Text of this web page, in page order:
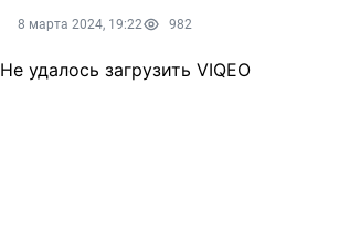
8 марта 2024, 19:22 982
Не удалось загрузить VIQEO